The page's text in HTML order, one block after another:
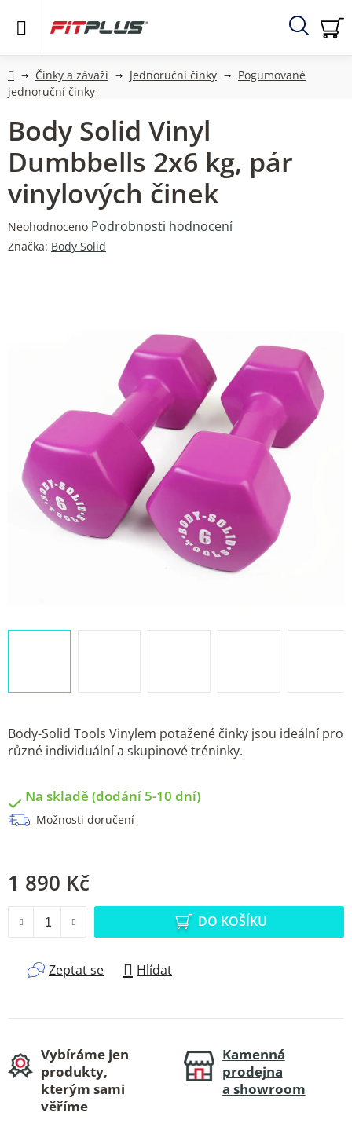
Hledat
DomůČinky a závaží Jednoruční činky
Pogumované
jednoruční činky
Body-Solid Tools Vinylem potažené činky jsou ideální pro
různé individuální a skupinové tréninky.
Na skladě (dodání 5-10 dní)
Možnosti doručení
1 890 Kč
DO KOŠÍKU
Zeptat se Hlídat
Body Solid Vinyl
Dumbbells 2x6 kg, pár
vinylových činek
Průměrné
hodnocení
Neohodnoceno Podrobnosti hodnocení
Značka: Body Solid
Vybíráme jen
produkty,
kterým sami
věříme
Kamenná
prodejna
a showroom